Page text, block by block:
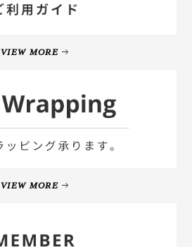
VIEW MORE
VIEW MORE